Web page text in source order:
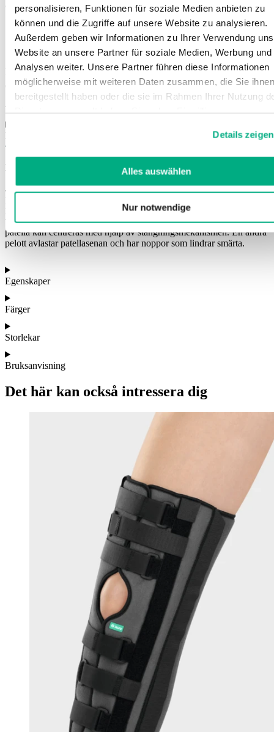
personalisieren, Funktionen für soziale Medien anbieten zu
können und die Zugriffe auf unsere Website zu analysieren.
Außerdem geben wir Informationen zu Ihrer Verwendung
Website an unsere Partner für soziale Medien, Werbung und
Analysen weiter. Unsere Partner führen diese Informationen
möglicherweise mit weiteren Daten zusammen, die Sie ihnen
bereitgestellt haben oder die sie im Rahmen Ihrer Nutzung
unsererDatenschutzerklärungundImpressum.
Details zeigen
Alles auswählen
Nur notwendige
Ortos för patellaluxation
Vid patellofemoral smärtsyndrom
Centrering av knäskålen
Avlastning av patellarsenan
Färger:
För specialiståterförsäljare
För inverkan på patellas rörelsemönster
JuzoPro Patella Xtec Plus används för anpassad behandling av
patellofemoralt smärtsyndrom. I ortosen finns en integrerad pelott
med noppor som stimulerar den vidsträckta inre lårmuskeln (M.
vastus medialis). Den hästskoformade pelotten är utformad så att
patella kan centreras med hjälp av stängningsmekanismen. En andra
pelott avlastar patellasenan och har noppor som lindrar smärta.
Egenskaper
Färger
Storlekar
Bruksanvisning
Det här kan också intressera dig